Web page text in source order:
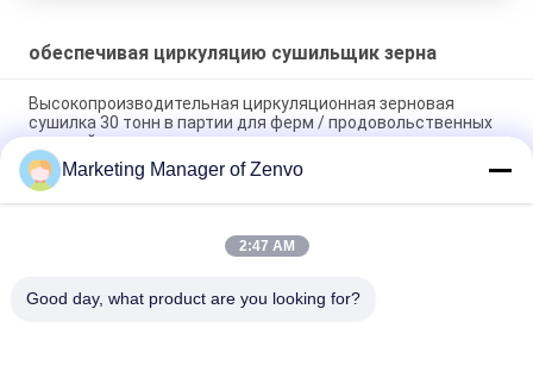
обеспечивая циркуляцию сушильщик зерна
Высокопроизводительная циркуляционная зерновая
сушилка 30 тонн в партии для ферм / продовольственных
станций
Партийная рециркуляционная зерновая сушилка для риса
Меньше загрязнений для кукурузы / рапса
5HPS-20A Циркуляционная сушилка для зерна 20 тонн в
Marketing Manager of Zenvo
2:47 AM
Good day, what product are you looking for?